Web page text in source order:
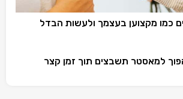
כמו מקצוען בעצמך ולעשות הבדל
למאסטר תשבצים תוך זמן קצר